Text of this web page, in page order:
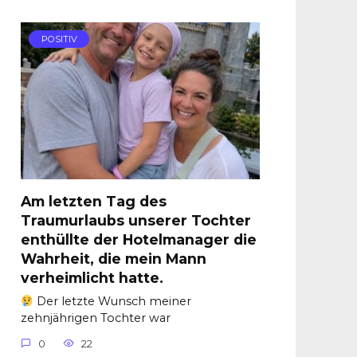
POSITIV
Am letzten Tag des
Traumurlaubs unserer Tochter
enthüllte der Hotelmanager die
Wahrheit, die mein Mann
verheimlicht hatte.
Der letzte Wunsch meiner
zehnjährigen Tochter war
0 22